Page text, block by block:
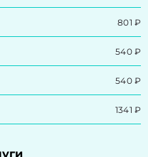
801 ₽
540 ₽
540 ₽
1341 ₽